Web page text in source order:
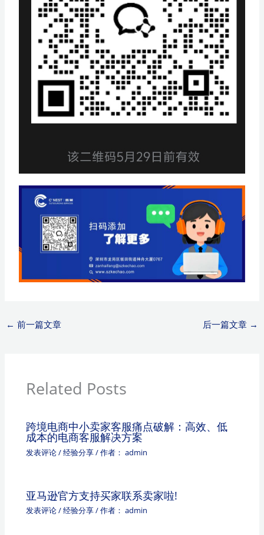
← 前一篇文章 后一篇文章 →
Related Posts
跨境电商中小卖家客服痛点破解：高效、低
成本的电商客服解决方案
发表评论/经验分享/ 作者： admin
亚马逊官方支持买家联系卖家啦!
发表评论/经验分享/ 作者： admin